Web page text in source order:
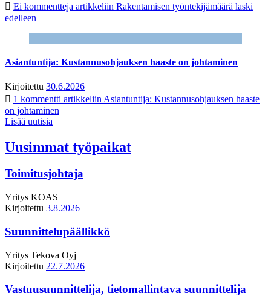
Ei kommentteja artikkeliin Rakentamisen työntekijämäärä laski
edelleen
Asiantuntija: Kustannusohjauksen haaste on johtaminen
Kirjoitettu 30.6.2026
1 kommentti artikkeliin Asiantuntija: Kustannusohjauksen haaste
on johtaminen
Lisää uutisia
Uusimmat työpaikat
Toimitusjohtaja
Yritys KOAS
Kirjoitettu 3.8.2026
Suunnittelupäällikkö
Yritys Tekova Oyj
Kirjoitettu 22.7.2026
Vastuusuunnittelija, tietomallintava suunnittelija